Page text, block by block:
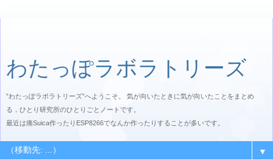
わたっぽラボラトリーズ
”わたっぽラボラトリーズ”へようこそ。 気が向いたときに気が向いたことをまとめ
る，ひとり研究所のひとりごとノートです。
最近は痛Suica作ったりESP8266でなんか作ったりすることが多いです。
▼